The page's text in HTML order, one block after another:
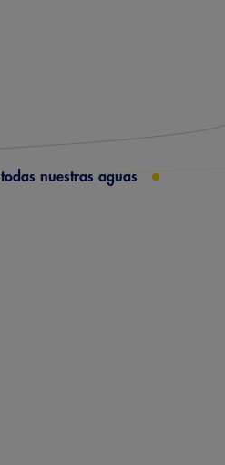
todas nuestras aguas